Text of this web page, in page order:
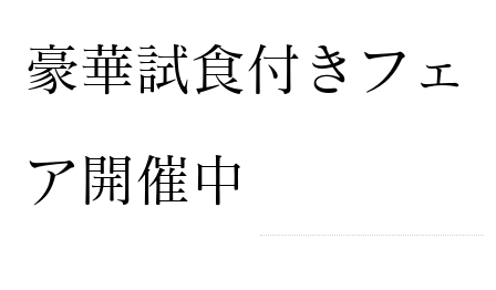
豪華試食付きフェ
ア開催中